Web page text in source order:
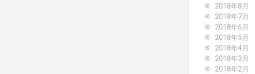
2018年8月
2018年7月
2018年6月
2018年5月
2018年4月
2018年3月
2018年2月